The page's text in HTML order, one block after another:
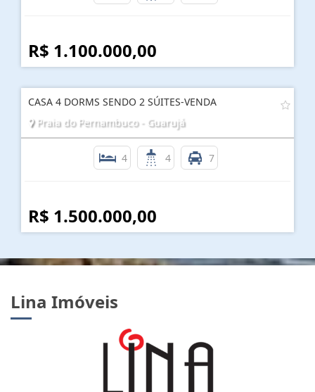
R$ 1.100.000,00
CASA 4 DORMS SENDO 2 SÚITES-VENDA
Praia do Pernambuco - Guarujá
4 4 7
R$ 1.500.000,00
Lina Imóveis